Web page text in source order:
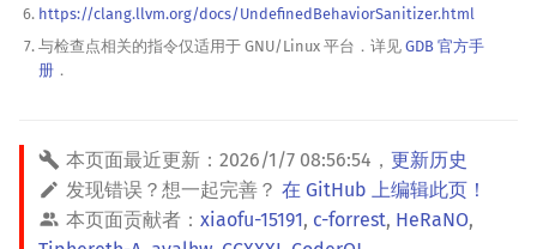
https://clang.llvm.org/docs/UndefinedBehaviorSanitizer.html
与检查点相关的指令仅适用于 GNU/Linux 平台．详见 GDB 官方手
册 ．
本页面最近更新： 2026/1/7 08:56:54 ， 更新历史
发现错误？想一起完善？ 在 GitHub 上编辑此页！
本页面贡献者： xiaofu-15191, c-forrest, HeRaNO,